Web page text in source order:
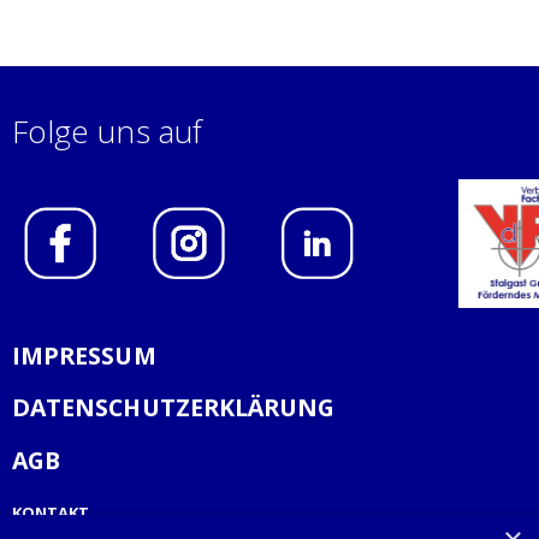
Folge uns auf
IMPRESSUM
DATENSCHUTZERKLÄRUNG
AGB
KONTAKT